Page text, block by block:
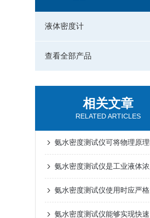
液体密度计
查看全部产品
相关文章
RELATED ARTICLES